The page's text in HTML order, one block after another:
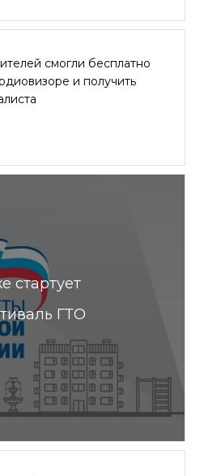
смогли бесплатно
и получить
стартует
ГТО